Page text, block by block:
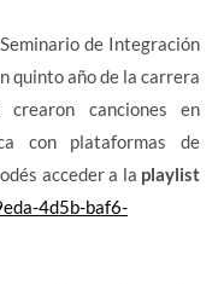
de Integración
quinto año de la carrera
crearon canciones en
con plataformas de
acceder a la playlist
4d5b-baf6-